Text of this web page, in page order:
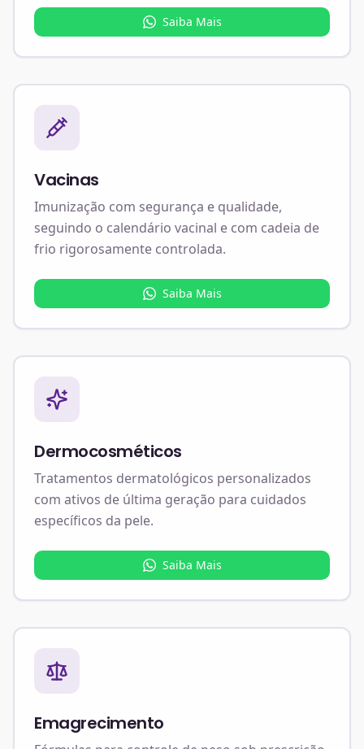
Saiba Mais
Vacinas
Imunização com segurança e qualidade,
seguindo o calendário vacinal e com cadeia de
frio rigorosamente controlada.
Saiba Mais
Dermocosméticos
Tratamentos dermatológicos personalizados
com ativos de última geração para cuidados
específicos da pele.
Saiba Mais
Emagrecimento